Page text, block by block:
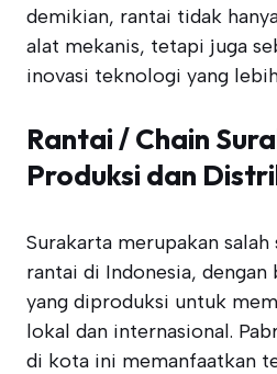
demikian, rantai tidak
alat mekanis, tetapi juga
inovasi teknologi yang
Rantai / Chain
Produksi dan
Surakarta merupakan
rantai di Indonesia,
yang diproduksi untuk
lokal dan internasional.
di kota ini memanfaatkan